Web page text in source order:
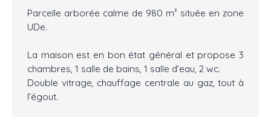
Parcelle arborée calme de 980 m² située en zone
UDe.
La maison est en bon état général et propose 3
chambres, 1 salle de bains, 1 salle d’eau, 2 wc.
Double vitrage, chauffage centrale au gaz, tout à
l’égout.